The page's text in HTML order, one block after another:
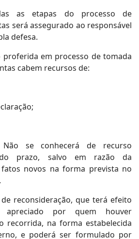
as etapas do processo de
será assegurado ao responsável
defesa.
proferida em processo de tomada
cabem recursos de:
Não se conhecerá de recurso
prazo, salvo em razão da
novos na forma prevista no
reconsideração, que terá efeito
apreciado por quem houver
recorrida, na forma estabelecida
e poderá ser formulado por